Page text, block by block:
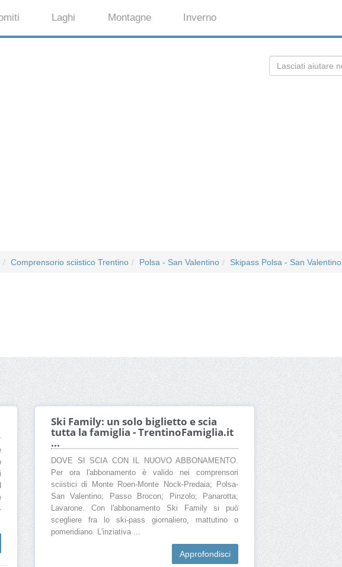
Laghi Montagne Inverno
Comprensorio sciistico Trentino Polsa - San Valentino Skipass Polsa - San Valentino
Ski Family: un solo biglietto e scia
tutta la famiglia - TrentinoFamiglia.it
...
DOVE SI SCIA CON IL NUOVO ABBONAMENTO.
Per ora l'abbonamento è valido nei comprensori
sciistici di Monte Roen-Monte Nock-Predaia; Polsa-
San Valentino; Passo Brocon; Pinzolo; Panarotta;
Lavarone. Con l'abbonamento Ski Family si può
scegliere fra lo ski-pass giornaliero, mattutino o
pomeridiano. L'inziativa ...
Approfondisci